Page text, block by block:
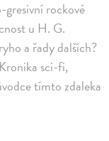
gresivní rockové
u H. G.
a řady dalších?
sci-fi,
tímto zdaleka